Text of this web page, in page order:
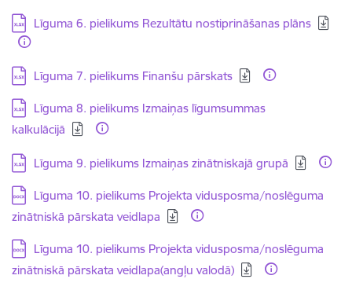
Lejupielādēt:
Līguma 6. pielikums Rezultātu nostiprināšanas plāns
Lejupielādēt:
Līguma 7. pielikums Finanšu pārskats
Lejupielādēt:
Līguma 8. pielikums Izmaiņas līgumsummas
kalkulācijā
Lejupielādēt:
Līguma 9. pielikums Izmaiņas zinātniskajā grupā
Lejupielādēt:
Līguma 10. pielikums Projekta vidusposma/noslēguma
zinātniskā pārskata veidlapa
Lejupielādēt:
Līguma 10. pielikums Projekta vidusposma/noslēguma
zinātniskā pārskata veidlapa(angļu valodā)